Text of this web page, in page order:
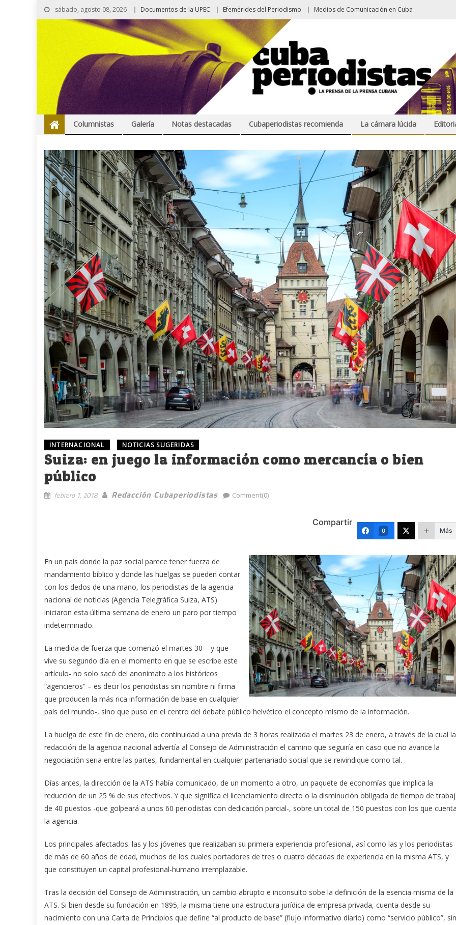
sábado, agosto 08, 2026 Documentos de la UPEC Efemérides del Periodismo Medios de Comunicación en Cuba
Columnistas Galería Notas destacadas Cubaperiodistas recomienda La cámara lúcida
INTERNACIONAL NOTICIAS SUGERIDAS
Suiza: en juego la información como mercancía o bien
público
febrero 1, 2018 Redacción Cubaperiodistas Comment(0)
Compartir
0 Más
En un país donde la paz social parece tener fuerza de
mandamiento bíblico y donde las huelgas se pueden contar
con los dedos de una mano, los periodistas de la agencia
nacional de noticias (Agencia Telegráfica Suiza, ATS)
iniciaron esta última semana de enero un paro por tiempo
indeterminado.
La medida de fuerza que comenzó el martes 30 – y que
vive su segundo día en el momento en que se escribe este
artículo- no solo sacó del anonimato a los históricos
“agencieros” – es decir los periodistas sin nombre ni firma
que producen la más rica información de base en cualquier
país del mundo-, sino que puso en el centro del debate público helvético el concepto mismo de la información.
La huelga de este fin de enero, dio continuidad a una previa de 3 horas realizada el martes 23 de enero, a través de la cual la
redacción de la agencia nacional advertía al Consejo de Administración el camino que seguiría en caso que no avance la
negociación seria entre las partes, fundamental en cualquier partenariado social que se reivindique como tal.
Días antes, la dirección de la ATS había comunicado, de un momento a otro, un paquete de economías que implica la
reducción de un 25 % de sus efectivos. Y que significa el licenciamiento directo o la disminución obligada de tiempo de
de 40 puestos -que golpeará a unos 60 periodistas con dedicación parcial-, sobre un total de 150 puestos con los que
la agencia.
Los principales afectados: las y los jóvenes que realizaban su primera experiencia profesional, así como las y los periodistas
de más de 60 años de edad, muchos de los cuales portadores de tres o cuatro décadas de experiencia en la misma ATS, y
que constituyen un capital profesional-humano irremplazable.
Tras la decisión del Consejo de Administración, un cambio abrupto e inconsulto sobe la definición de la esencia misma de la
ATS. Si bien desde su fundación en 1895, la misma tiene una estructura jurídica de empresa privada, cuenta desde su
nacimiento con una Carta de Principios que define “al producto de base” (flujo informativo diario) como “servicio público”, sin